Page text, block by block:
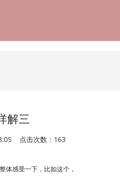
解三
点击次数：163
体感受一下，比如这个，